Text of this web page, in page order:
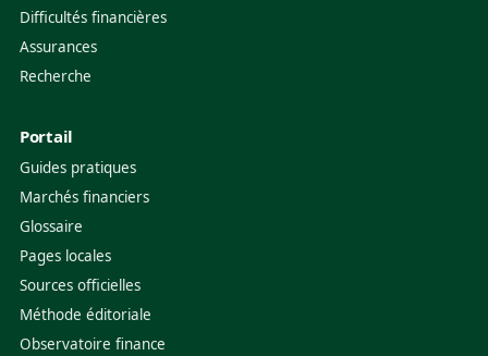
Difficultés financières
Assurances
Recherche
Portail
Guides pratiques
Marchés financiers
Glossaire
Pages locales
Sources officielles
Méthode éditoriale
Observatoire finance